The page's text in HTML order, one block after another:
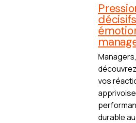
vos
durable